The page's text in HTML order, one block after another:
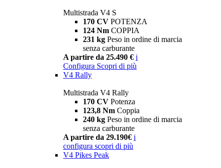
Multistrada V4 S
170 CV POTENZA
124 Nm COPPIA
231 kg Peso in ordine di marcia
senza carburante
A partire da 25.490 € i
Configura Scopri di più
V4 Rally
Multistrada V4 Rally
170 CV Potenza
123,8 Nm Coppia
240 kg Peso in ordine di marcia
senza carburante
A partire da 29.190€ i
configura scopri di più
V4 Pikes Peak